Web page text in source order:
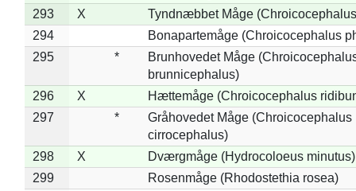
293
X
Tyndnæbbet Måge
294
Bonapartemåge (Chroicocephalus
295
*
Brunhovedet Måge
brunnicephalus)
296
X
Hættemåge (Chroicocephalus
297
*
Gråhovedet Måge (Chroicocephalus
cirrocephalus)
298
X
Dværgmåge (Hydrocoloeus minutus)
299
Rosenmåge (Rhodostethia rosea)